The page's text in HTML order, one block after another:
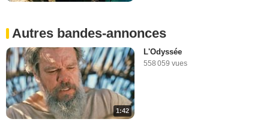
Autres bandes-annonces
1:42
L'Odyssée
558 059 vues